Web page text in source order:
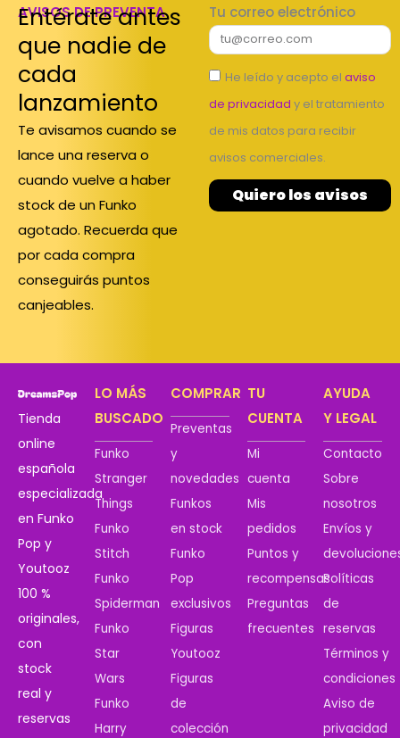
AVISOS DE PREVENTA
Entérate antes
que nadie de
cada
lanzamiento
Te avisamos cuando se
lance una reserva o
cuando vuelve a haber
stock de un Funko
agotado. Recuerda que
por cada compra
conseguirás puntos
canjeables.
Tu correo electrónico
He leído y acepto el aviso
de privacidad y el tratamiento
de mis datos para recibir
avisos comerciales.
Quiero los avisos
Tienda
online
española
especializada
en Funko
Pop y
Youtooz
100 %
originales,
con
stock
real y
reservas
LO MÁS
BUSCADO
Funko
Stranger
Things
Funko
Stitch
Funko
Spiderman
Funko
Star
Wars
Funko
Harry
COMPRAR
Preventas
y
novedades
Funkos
en stock
Funko
Pop
exclusivos
Figuras
Youtooz
Figuras
de
colección
TU
CUENTA
Mi
cuenta
Mis
pedidos
Puntos y
recompensas
Preguntas
frecuentes
AYUDA
Y LEGAL
Contacto
Sobre
nosotros
Envíos y
Políticas
de
reservas
Términos y
condiciones
Aviso de
privacidad